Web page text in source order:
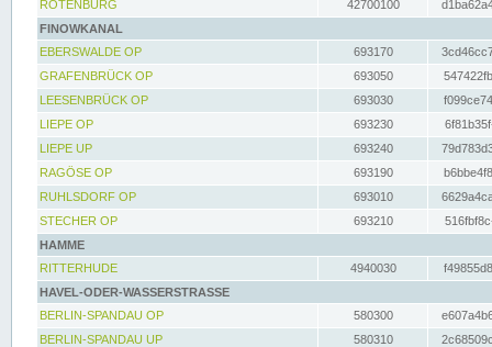
ROTENBURG
42700100
FINOWKANAL
EBERSWALDE OP
693170
GRAFENBRÜCK OP
693050
LEESENBRÜCK OP
693030
LIEPE OP
693230
LIEPE UP
693240
RAGÖSE OP
693190
RUHLSDORF OP
693010
STECHER OP
693210
HAMME
RITTERHUDE
4940030
HAVEL-ODER-WASSERSTRASSE
BERLIN-SPANDAU OP
580300
BERLIN-SPANDAU UP
580310